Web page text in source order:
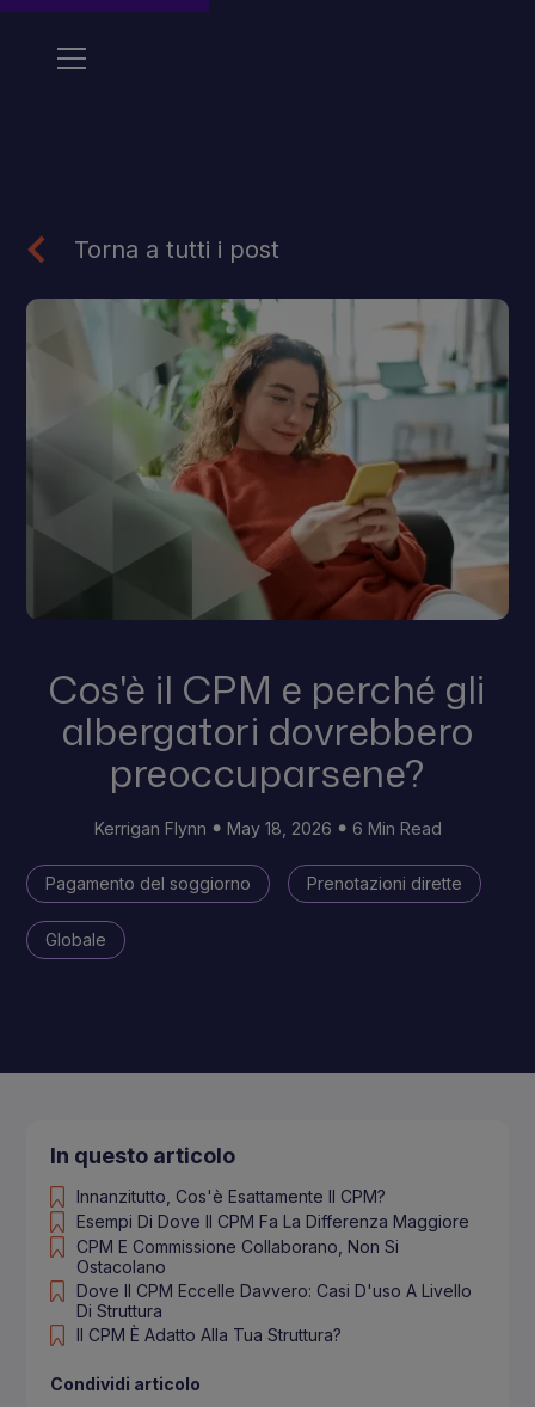
Torna a tutti i post
Cos'è il CPM e perché gli
albergatori dovrebbero
preoccuparsene?
Kerrigan Flynn May 18, 2026 6 Min Read
Pagamento del soggiorno Prenotazioni dirette
Globale
In questo articolo
Innanzitutto, Cos'è Esattamente Il CPM?
Esempi Di Dove Il CPM Fa La Differenza Maggiore
CPM E Commissione Collaborano, Non Si
Ostacolano
Dove Il CPM Eccelle Davvero: Casi D'uso A Livello
Di Struttura
Il CPM È Adatto Alla Tua Struttura?
Condividi articolo